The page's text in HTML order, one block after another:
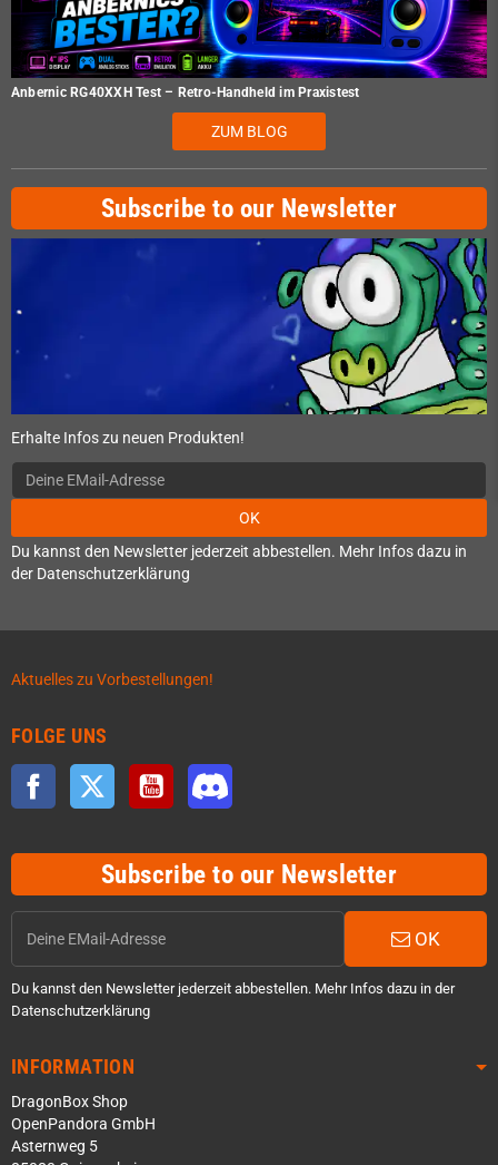
Anbernic RG40XXH Test – Retro-Handheld im Praxistest
ZUM BLOG
Subscribe to our Newsletter
Erhalte Infos zu neuen Produkten!
OK
Du kannst den Newsletter jederzeit abbestellen. Mehr Infos dazu in
der Datenschutzerklärung
Aktuelles zu Vorbestellungen!
FOLGE UNS
Facebook Twitter YouTube
Subscribe to our Newsletter
OK
Du kannst den Newsletter jederzeit abbestellen. Mehr Infos dazu in der
Datenschutzerklärung
INFORMATION
DragonBox Shop
OpenPandora GmbH
Asternweg 5